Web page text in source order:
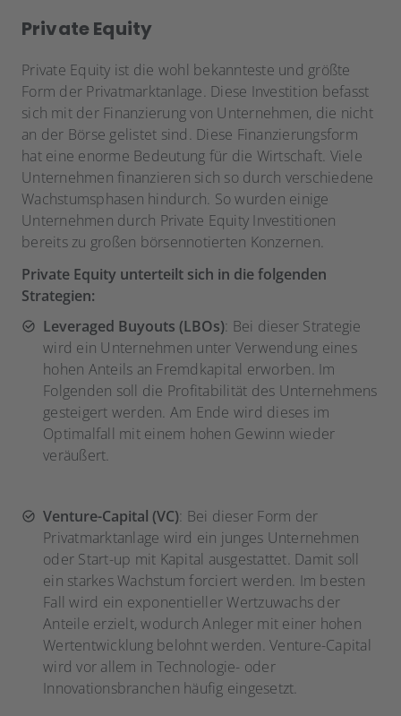
Private Equity
Private Equity ist die wohl bekannteste und größte
Form der Privatmarktanlage. Diese Investition befasst
sich mit der Finanzierung von Unternehmen, die nicht
an der Börse gelistet sind. Diese Finanzierungsform
hat eine enorme Bedeutung für die Wirtschaft. Viele
Unternehmen finanzieren sich so durch verschiedene
Wachstumsphasen hindurch. So wurden einige
Unternehmen durch Private Equity Investitionen
bereits zu großen börsennotierten Konzernen.
Private Equity unterteilt sich in die folgenden
Strategien:
Leveraged Buyouts (LBOs): Bei dieser Strategie
wird ein Unternehmen unter Verwendung eines
hohen Anteils an Fremdkapital erworben. Im
Folgenden soll die Profitabilität des Unternehmens
gesteigert werden. Am Ende wird dieses im
Optimalfall mit einem hohen Gewinn wieder
veräußert.
Venture-Capital (VC): Bei dieser Form der
Privatmarktanlage wird ein junges Unternehmen
oder Start-up mit Kapital ausgestattet. Damit soll
ein starkes Wachstum forciert werden. Im besten
Fall wird ein exponentieller Wertzuwachs der
Anteile erzielt, wodurch Anleger mit einer hohen
Wertentwicklung belohnt werden. Venture-Capital
wird vor allem in Technologie- oder
Innovationsbranchen häufig eingesetzt.